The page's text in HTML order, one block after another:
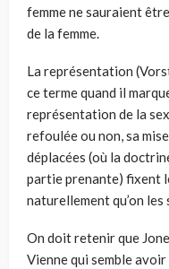
femme ne sauraient
de la femme.
La représentation
ce terme quand il
représentation de la
refoulée ou non, sa
déplacées (où la
partie prenante) fixent
naturellement qu’on les
On doit retenir que
Vienne qui semble